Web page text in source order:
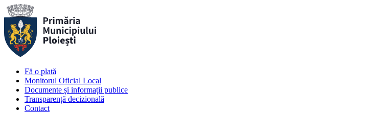
Fă o plată
Monitorul Oficial Local
Documente și informații publice
Transparență decizională
Contact